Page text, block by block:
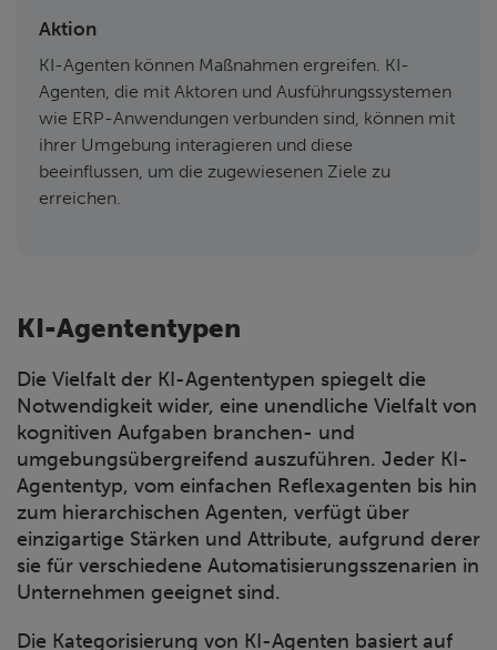
Aktion
KI-Agenten können Maßnahmen ergreifen. KI-
Agenten, die mit Aktoren und Ausführungssystemen
wie ERP-Anwendungen verbunden sind, können mit
ihrer Umgebung interagieren und diese
beeinflussen, um die zugewiesenen Ziele zu
erreichen.
KI-Agententypen
Die Vielfalt der KI-Agententypen spiegelt die
Notwendigkeit wider, eine unendliche Vielfalt von
kognitiven Aufgaben branchen- und
umgebungsübergreifend auszuführen. Jeder KI-
Agententyp, vom einfachen Reflexagenten bis hin
zum hierarchischen Agenten, verfügt über
einzigartige Stärken und Attribute, aufgrund derer
sie für verschiedene Automatisierungsszenarien in
Unternehmen geeignet sind.
Die Kategorisierung von KI-Agenten basiert auf